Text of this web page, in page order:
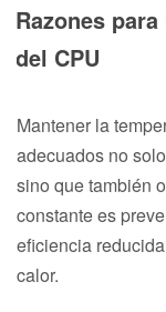
Razones
del CPU
Mantener la
adecuados no
sino que también
constante es
eficiencia
calor.